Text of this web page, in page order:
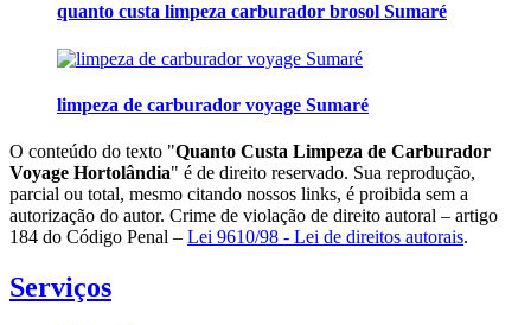
quanto custa limpeza carburador brosol Sumaré
limpeza de carburador voyage Sumaré
O conteúdo do texto "Quanto Custa Limpeza de Carburador
Voyage Hortolândia" é de direito reservado. Sua reprodução,
parcial ou total, mesmo citando nossos links, é proibida sem a
autorização do autor. Crime de violação de direito autoral – artigo
184 do Código Penal – Lei 9610/98 - Lei de direitos autorais.
Serviços